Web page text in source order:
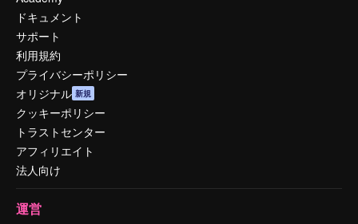
ドキュメント
サポート
利用規約
プライバシーポリシー
オリジナル 新規
クッキーポリシー
トラストセンター
アフィリエイト
法人向け
運営